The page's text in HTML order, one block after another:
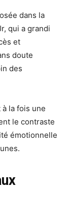
dans la
qui a grandi
et
doute
des
la fois une
le contraste
émotionnelle